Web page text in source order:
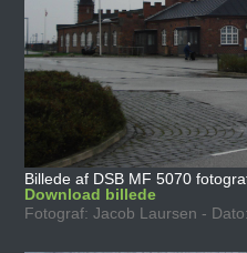
Billede af DSB MF 5070
Download billede
Fotograf: Jacob Laursen -